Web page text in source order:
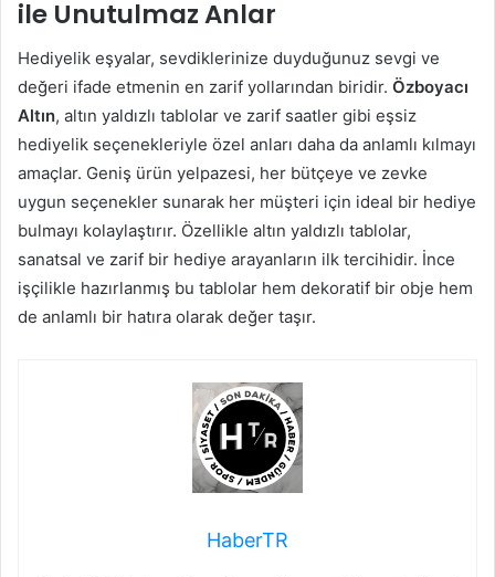
ile Unutulmaz Anlar
Hediyelik eşyalar, sevdiklerinize duyduğunuz sevgi ve
değeri ifade etmenin en zarif yollarından biridir. Özboyacı
Altın, altın yaldızlı tablolar ve zarif saatler gibi eşsiz
hediyelik seçenekleriyle özel anları daha da anlamlı kılmayı
amaçlar. Geniş ürün yelpazesi, her bütçeye ve zevke
uygun seçenekler sunarak her müşteri için ideal bir hediye
bulmayı kolaylaştırır. Özellikle altın yaldızlı tablolar,
sanatsal ve zarif bir hediye arayanların ilk tercihidir. İnce
işçilikle hazırlanmış bu tablolar hem dekoratif bir obje hem
de anlamlı bir hatıra olarak değer taşır.
HaberTR